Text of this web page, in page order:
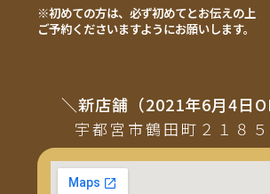
※初めての方は、必ず初めてとお伝えの上
ご予約くださいますようにお願いします。
＼新店舗（2021年6月4日
宇都宮市鶴田町２１８